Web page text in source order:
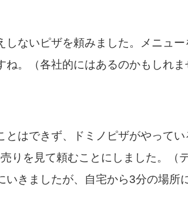
しないピザを頼みました。メニュ
。（各社的にはあるのかもしれま
とはできず、ドミノピザがやって
りを見て頼むことにしました。（
いきましたが、自宅から3分の場所